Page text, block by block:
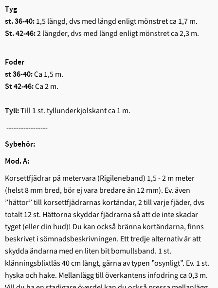
Tyg
st. 36-40:1,5 längd, dvs med längd enligt mönstret ca 1,7 m.
St. 42-46:2 längder, dvs med längd enligt mönstret ca 2,3 m.
Foder
st 36-40:Ca 1,5 m.
St 42-46:Ca 2 m.
Tyll:Till 1 st. tyllunderkjolskant ca 1 m.
-----------------
Sybehör:
Mod. A:
Korsettfjädrar på metervara (Rigileneband) 1,5 - 2 m meter
(helst 8 mm bred, bör ej vara bredare än 12 mm). Ev. även
”hättor” till korsettfjädrarnas kortändar, 2 till varje fjäder, dvs
totalt 12 st. Hättorna skyddar fjädrarna så att de inte skadar
tyget (eller din hud)! Du kan också bränna kortändarna, finns
beskrivet i sömnadsbeskrivningen. Ett tredje alternativ är att
skydda ändarna med en liten bit bomullsband. 1 st.
klänningsblixtlås 40 cm långt, gärna av typen ”osynligt”. Ev. 1 st.
hyska och hake. Mellanlägg till överkantens infodring ca 0,3 m.